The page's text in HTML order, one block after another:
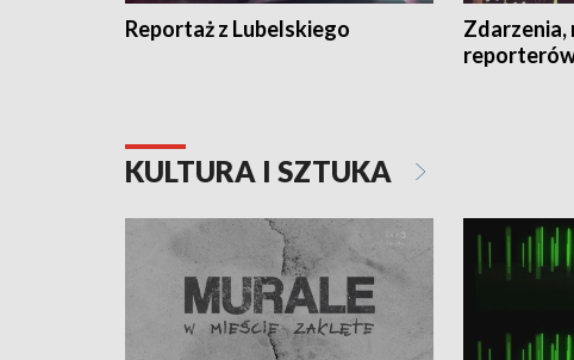
Reportaż z Lubelskiego
Zdarzenia,
KULTURA I SZTUKA